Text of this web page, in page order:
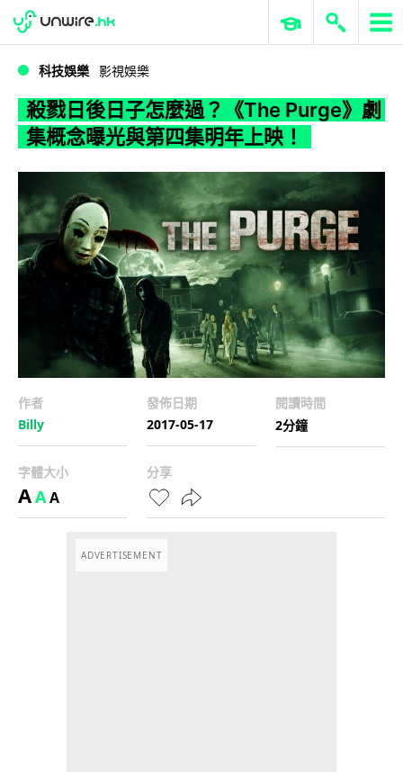
WWDC 2026 ERP 與商業 AI
科技娛樂 影視娛樂
殺戮日後日子怎麼過？《The Purge》劇
集概念曝光與第四集明年上映！
作者
Billy
發佈日期
2017-05-17
閱讀時間
2分鐘
字體大小
AAA
分享
ADVERTISEMENT